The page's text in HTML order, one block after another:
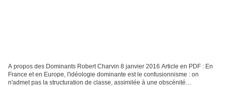
A propos des Dominants Robert Charvin 8 janvier 2016 Article en PDF : En
France et en Europe, l'idéologie dominante est le confusionnisme : on
n'admet pas la structuration de classe, assimilée à une obscénité